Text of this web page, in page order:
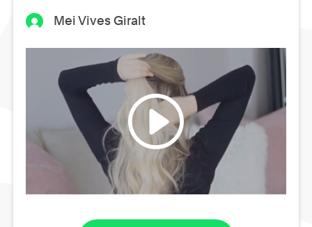
Mei Vives Giralt